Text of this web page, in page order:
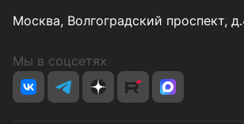
Москва, Волгоградский проспект,
Мы в соцсетях